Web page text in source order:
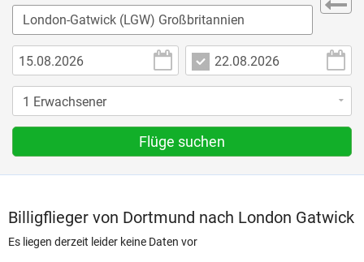
Flüge suchen
Billigflieger von Dortmund nach London Gatwick
Es liegen derzeit leider keine Daten vor